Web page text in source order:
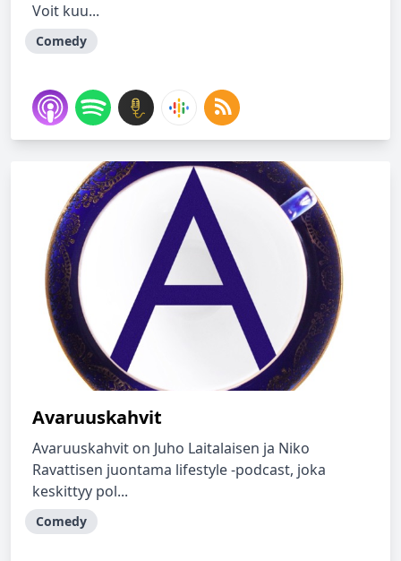
Voit kuu...
Comedy
Avaruuskahvit
Avaruuskahvit on Juho Laitalaisen ja Niko
Ravattisen juontama lifestyle -podcast, joka
keskittyy pol...
Comedy